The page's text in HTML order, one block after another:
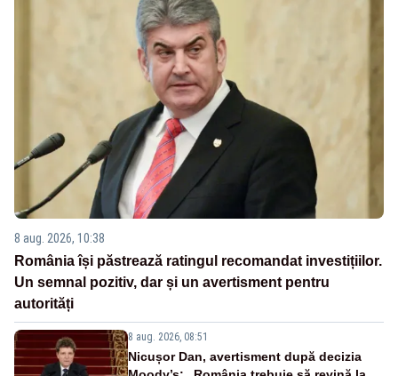
8 aug. 2026, 10:38
România își păstrează ratingul recomandat investițiilor.
Un semnal pozitiv, dar și un avertisment pentru
autorități
8 aug. 2026, 08:51
Nicușor Dan, avertisment după decizia